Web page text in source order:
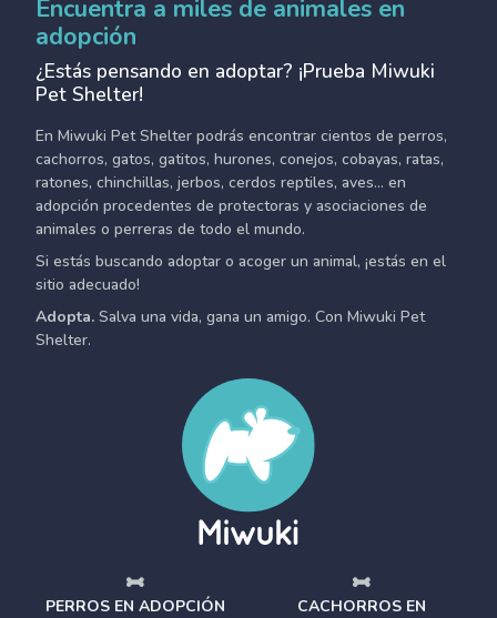
Encuentra a miles de animales en
adopción
¿Estás pensando en adoptar? ¡Prueba Miwuki
Pet Shelter!
En Miwuki Pet Shelter podrás encontrar cientos de perros,
cachorros, gatos, gatitos, hurones, conejos, cobayas, ratas,
ratones, chinchillas, jerbos, cerdos reptiles, aves... en
adopción procedentes de protectoras y asociaciones de
animales o perreras de todo el mundo.
Si estás buscando adoptar o acoger un animal, ¡estás en el
sitio adecuado!
Adopta. Salva una vida, gana un amigo. Con Miwuki Pet
Shelter.
PERROS EN ADOPCIÓN
CACHORROS EN